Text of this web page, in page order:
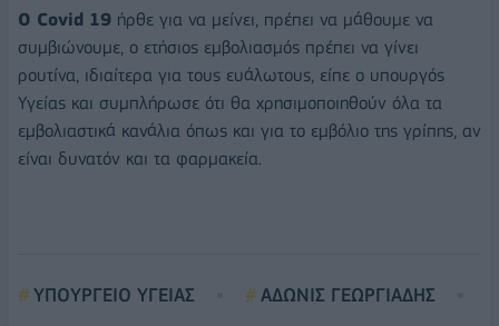
Ο Covid 19 ήρθε για να μείνει, πρέπει να μάθουμε να
συμβιώνουμε, ο ετήσιος εμβολιασμός πρέπει να γίνει
ρουτίνα, ιδιαίτερα για τους ευάλωτους, είπε ο υπουργός
Υγείας και συμπλήρωσε ότι θα χρησιμοποιηθούν όλα τα
εμβολιαστικά κανάλια όπως και για το εμβόλιο της γρίπης, αν
είναι δυνατόν και τα φαρμακεία.
ΥΠΟΥΡΓΕΙΟ ΥΓΕΙΑΣ
ΑΔΩΝΙΣ ΓΕΩΡΓΙΑΔΗΣ